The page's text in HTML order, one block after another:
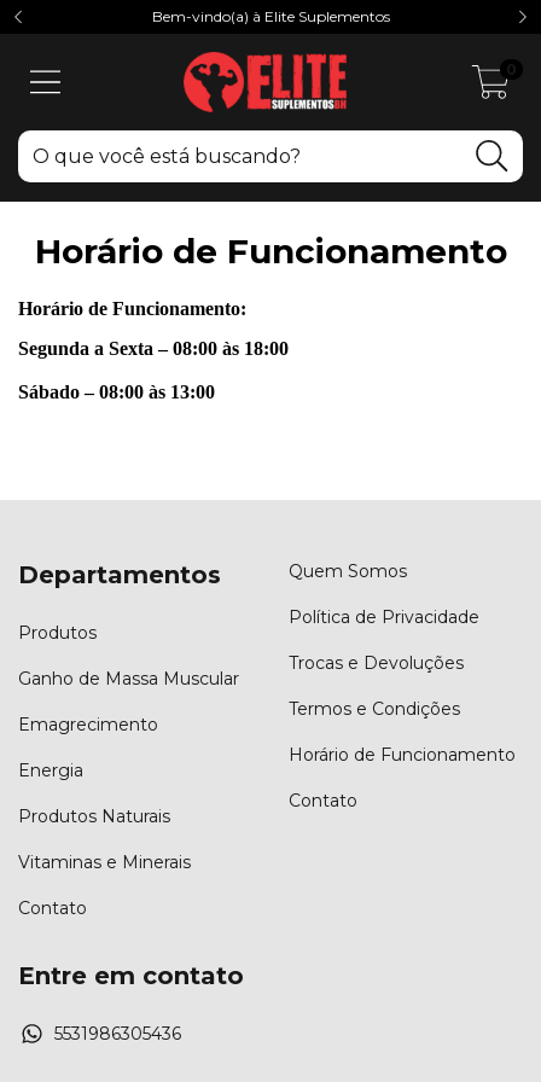
Bem-vindo(a) à Elite Suplementos
0
Horário de Funcionamento
Horário de Funcionamento:
Segunda a Sexta – 08:00 às 18:00
Sábado – 08:00 às 13:00
Departamentos
Produtos
Ganho de Massa Muscular
Emagrecimento
Energia
Produtos Naturais
Vitaminas e Minerais
Contato
Quem Somos
Política de Privacidade
Trocas e Devoluções
Termos e Condições
Horário de Funcionamento
Contato
Entre em contato
5531986305436